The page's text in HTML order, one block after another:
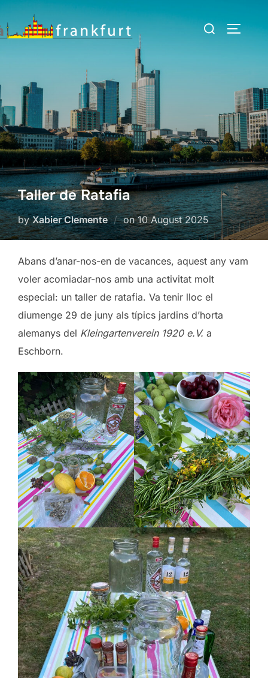
Skip
to
content
Search
Taller de Ratafia
byXabier Clemente onPosted
on
10 August 2025
Abans d’anar-nos-en de vacances, aquest any vam
voler acomiadar-nos amb una activitat molt
especial: un taller de ratafia. Va tenir lloc el
diumenge 29 de juny als típics jardins d’horta
alemanys del Kleingartenverein 1920 e.V. a
Eschborn.